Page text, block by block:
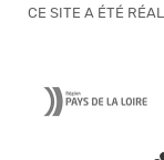
CE SITE A ÉTÉ